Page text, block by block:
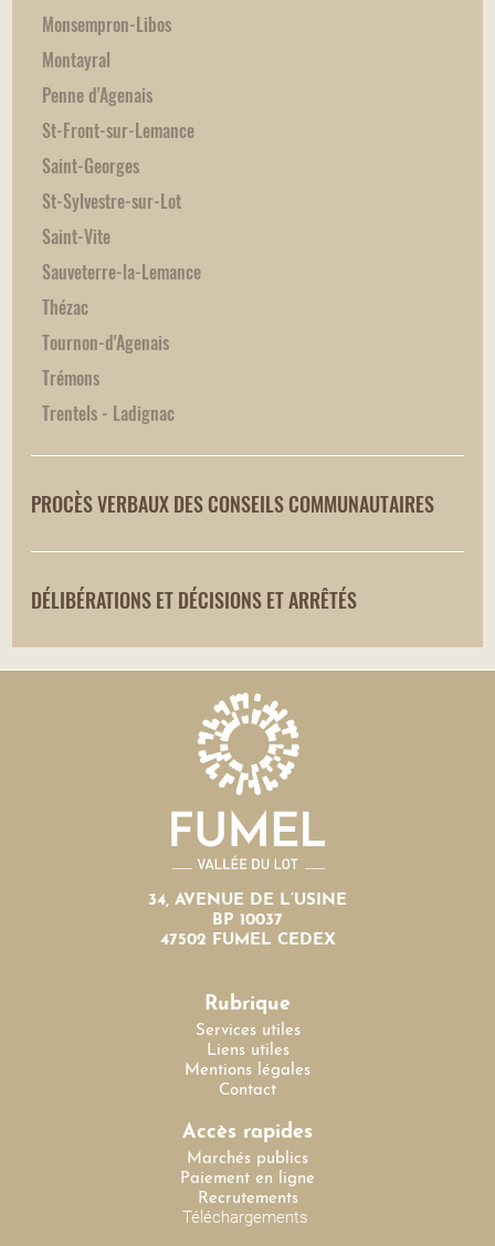
Monsempron-Libos
Montayral
Penne d'Agenais
St-Front-sur-Lemance
Saint-Georges
St-Sylvestre-sur-Lot
Saint-Vite
Sauveterre-la-Lemance
Thézac
Tournon-d'Agenais
Trémons
Trentels - Ladignac
PROCÈS VERBAUX DES CONSEILS COMMUNAUTAIRES
DÉLIBÉRATIONS ET DÉCISIONS ET ARRÊTÉS
34, AVENUE DE L’USINE
BP 10037
47502 FUMEL CEDEX
Rubrique
Services utiles
Liens utiles
Mentions légales
Contact
Accès rapides
Marchés publics
Paiement en ligne
Recrutements
Téléchargements